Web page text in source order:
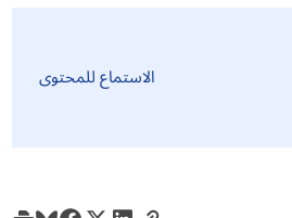
الاستماع للمحتوى